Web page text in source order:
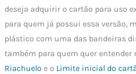
deseja adquirir o cartão para uso
para quem já possui essa versão,
plástico com uma das bandeiras
também para quem quer entender
Riachuelo e o Limite inicial do